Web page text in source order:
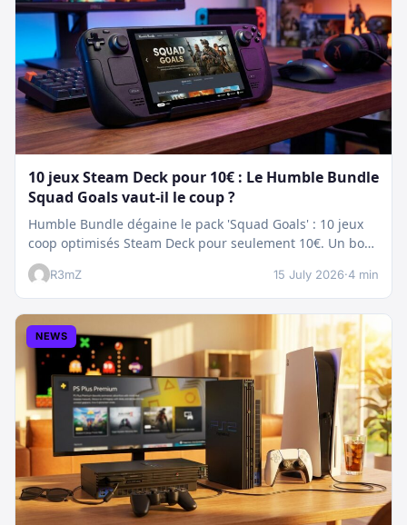
10 jeux Steam Deck pour 10€ : Le Humble Bundle
Squad Goals vaut-il le coup ?
Humble Bundle dégaine le pack 'Squad Goals' : 10 jeux
coop optimisés Steam Deck pour seulement 10€. Un bon
plan…
R3mZ 15 July 2026·4 min
NEWS